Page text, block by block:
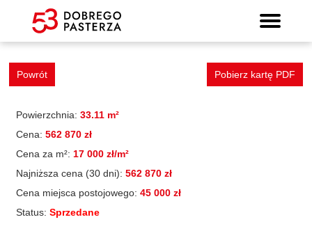
Mieszkanie 67
Wyszukiwarka mieszkań
Powrót Pobierz kartę PDF
Powierzchnia: 33.11 m²
Cena: 562 870 zł
Cena za m²: 17 000 zł/m²
Najniższa cena (30 dni): 562 870 zł
Cena miejsca postojowego: 45 000 zł
Status: Sprzedane